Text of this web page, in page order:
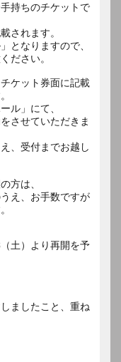
持ちのチケットで
されます。
となりますので、
ださい。
ケット券面に記載
ル」にて、
させていただきま
、受付までお越し
方は、
え、お手数ですが
土）より再開を予
ましたこと、重ね